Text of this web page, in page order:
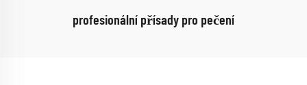
profesionální přísady pro pečení